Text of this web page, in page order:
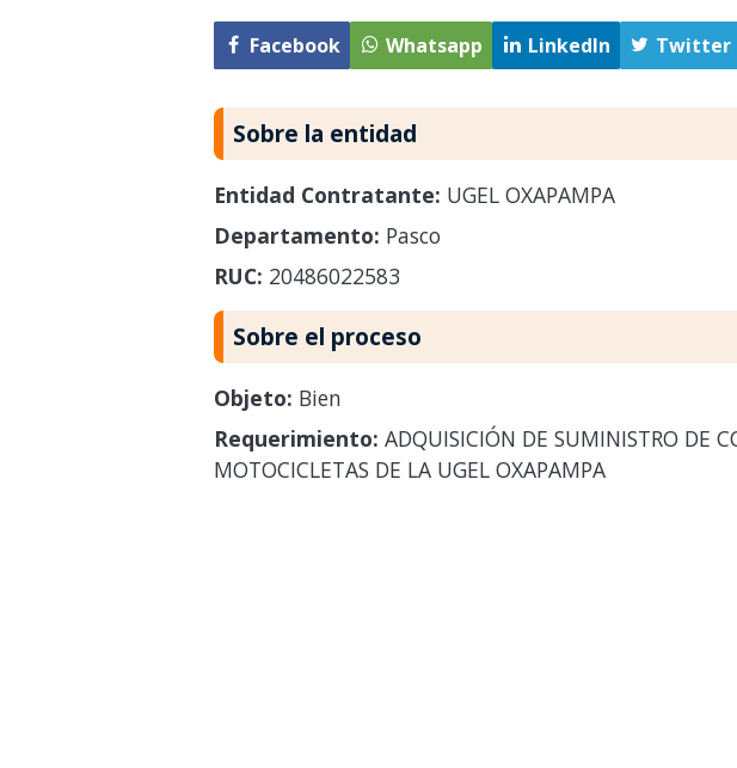
Facebook Whatsapp LinkedIn Twitter
Sobre la entidad
Entidad Contratante: UGEL OXAPAMPA
Departamento: Pasco
RUC: 20486022583
Sobre el proceso
Objeto: Bien
Requerimiento: ADQUISICIÓN DE SUMINISTRO DE
MOTOCICLETAS DE LA UGEL OXAPAMPA